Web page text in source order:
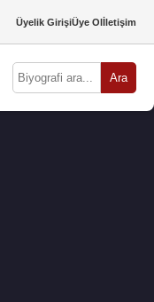
Üyelik GirişiÜye Olİletişim
Ara